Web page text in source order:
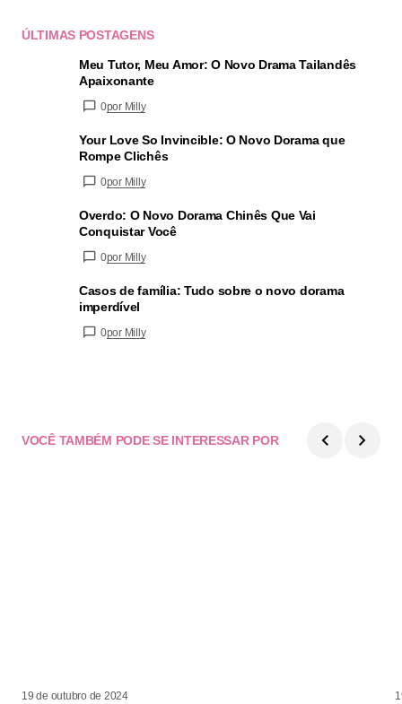
ÚLTIMAS POSTAGENS
Meu Tutor, Meu Amor: O Novo Drama Tailandês
Apaixonante
0por Milly
Your Love So Invincible: O Novo Dorama que
Rompe Clichês
0por Milly
Overdo: O Novo Dorama Chinês Que Vai
Conquistar Você
0por Milly
Casos de família: Tudo sobre o novo dorama
imperdível
0por Milly
VOCÊ TAMBÉM PODE SE INTERESSAR POR
19 de outubro de 2024